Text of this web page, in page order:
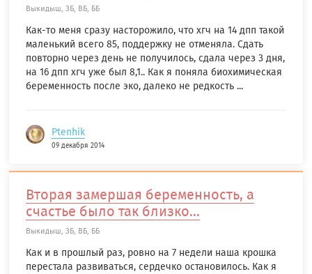
Выкидыш, ЗБ, ВБ, ББ
Как-то меня сразу насторожило, что хгч на 14 дпп такой
маленький всего 85, поддержку не отменяла. Сдать
повторно через день не получилось, сдала через 3 дня,
на 16 дпп хгч уже был 8,1.. Как я поняла биохимическая
беременность после эко, далеко не редкость ...
Ptenhik
09 декабря 2014
Вторая замершая беременность, а
счастье было так близко...
Выкидыш, ЗБ, ВБ, ББ
Как и в прошлый раз, ровно на 7 недели наша крошка
перестала развиваться, сердечко остановилось. Как я